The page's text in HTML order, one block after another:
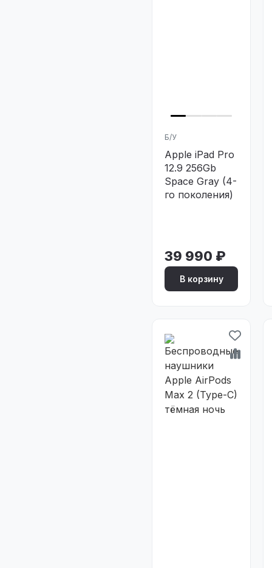
Б/У
Apple iPad Pro
12.9 256Gb
Space Gray (4-
го поколения)
39 990 ₽
В корзину